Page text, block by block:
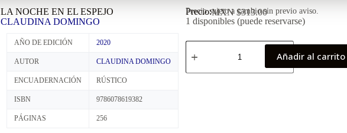
LA NOCHE EN EL ESPEJO
CLAUDINA DOMINGO
AÑO DE EDICIÓN 2020
AUTOR CLAUDINA DOMINGO
ENCUADERNACIÓN RÚSTICO
ISBN 9786078619382
PÁGINAS 256
Precio:MXN $313.00
Precio sujeto a cambio sin previo aviso.
1 disponibles (puede reservarse)
Añadir al carrito